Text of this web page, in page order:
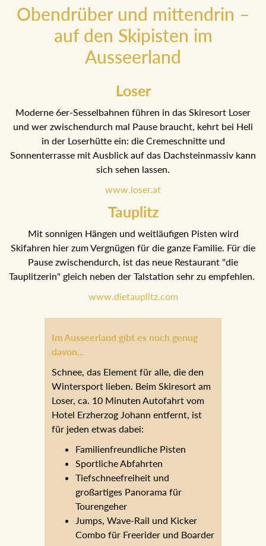
Obendrüber und mittendrin –
auf den Skipisten im
Ausseerland
Loser
Moderne 6er-Sesselbahnen führen in das Skiresort Loser
und wer zwischendurch mal Pause braucht, kehrt bei Heli
in der Loserhütte ein: die Cremeschnitte und
Sonnenterrasse mit Ausblick auf das Dachsteinmassiv
kann sich sehen lassen.
www.loser.at
Tauplitz
Mit sonnigen Hängen und weitläufigen Pisten wird
Skifahren hier zum Vergnügen für die ganze Familie. Für
die Pause zwischendurch, ist das neue Restaurant "die
Tauplitzerin" gleich neben der Talstation sehr zu
Im Ausseerland gibt es noch genug
Schnee, das Element für alle, die den
Wintersport lieben. Beim Skiresort am
Loser, ca. 10 Minuten Autofahrt vom
Hotel Erzherzog Johann entfernt, ist
Familienfreundliche Pisten
Sportliche Abfahrten
Tiefschneefreiheit und
großartiges Panorama für
Tourengeher
Jumps, Wave-Rail und Kicker